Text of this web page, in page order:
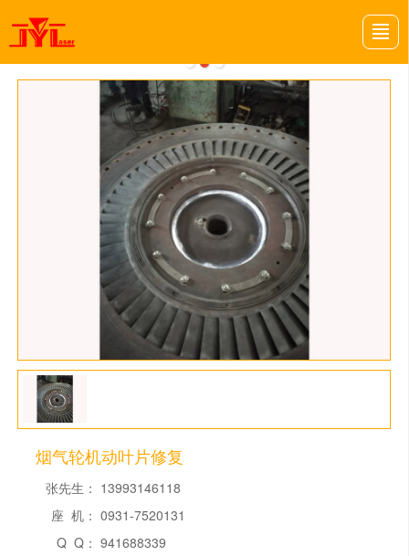
首页 关于我们 项目案例 金研动态 金研招聘 留言反馈 联系我们 LBS导航
烟气轮机动叶片修复
张先生： 13993146118
座 机： 0931-7520131
Q Q： 941688339